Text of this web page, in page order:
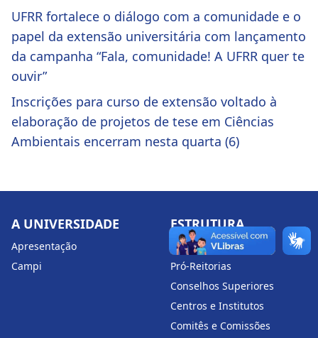
UFRR fortalece o diálogo com a comunidade e o
papel da extensão universitária com lançamento
da campanha “Fala, comunidade! A UFRR quer te
ouvir”
Inscrições para curso de extensão voltado à
elaboração de projetos de tese em Ciências
Ambientais encerram nesta quarta (6)
A UNIVERSIDADE
Apresentação
Campi
ESTRUTURA
Reitoria
Pró-Reitorias
Conselhos Superiores
Centros e Institutos
Comitês e Comissões